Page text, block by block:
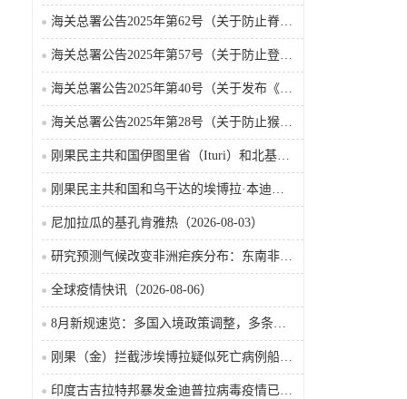
海关总署公告2025年第62号（关于防止脊髓灰质炎疫情传入我国的公告）
海关总署公告2025年第57号（关于防止登革热疫情传入我国的公告）
海关总署公告2025年第40号（关于发布《国境口岸传染病监测实施办法》的公告）
海关总署公告2025年第28号（关于防止猴痘疫情传入我国的公告）
刚果民主共和国伊图里省（Ituri）和北基伍省（Nord-Kivu）的埃博拉·本迪布乔病毒病（2026-08-04）
刚果民主共和国和乌干达的埃博拉·本迪布乔病毒病（2026-08-04）
尼加拉瓜的基孔肯雅热（2026-08-03）
研究预测气候改变非洲疟疾分布：东南非风险上升，部分西非地区风险下降
全球疫情快讯（2026-08-06）
8月新规速览：多国入境政策调整，多条国际航线加密
刚果（金）拦截涉埃博拉疑似死亡病例船只疫情已波及五省
印度古吉拉特邦暴发金迪普拉病毒疫情已致22名儿童死亡